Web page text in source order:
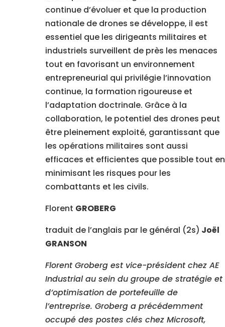
continue d’évoluer et que la production
nationale de drones se développe, il est
essentiel que les dirigeants militaires et
industriels surveillent de près les menaces
tout en favorisant un environnement
entrepreneurial qui privilégie l’innovation
continue, la formation rigoureuse et
l’adaptation doctrinale. Grâce à la
collaboration, le potentiel des drones peut
être pleinement exploité, garantissant que
les opérations militaires sont aussi
efficaces et efficientes que possible tout en
minimisant les risques pour les
combattants et les civils.
Florent GROBERG
traduit de l’anglais par le général (2s) Joël
GRANSON
Florent Groberg est vice-président chez AE
Industrial au sein du groupe de stratégie et
d’optimisation de portefeuille de
l’entreprise. Groberg a précédemment
occupé des postes clés chez Microsoft,